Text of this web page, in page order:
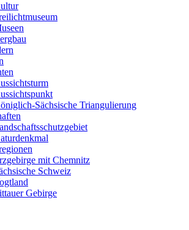
Sächsische Triangulierung
mit Chemnitz
Schweiz
Gebirge